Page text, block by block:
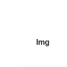
Img